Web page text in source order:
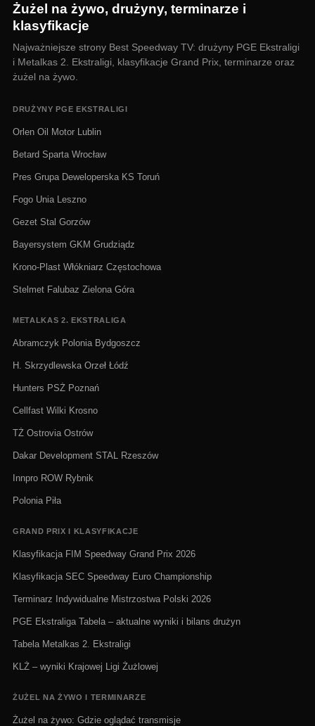
Żużel na żywo, drużyny, terminarze i
klasyfikacje
Najważniejsze strony Best Speedway TV: drużyny PGE Ekstraligi
i Metalkas 2. Ekstraligi, klasyfikacje Grand Prix, terminarze oraz
żużel na żywo.
DRUŻYNY PGE EKSTRALIGI
Orlen Oil Motor Lublin
Betard Sparta Wrocław
Pres Grupa Deweloperska KS Toruń
Fogo Unia Leszno
Gezet Stal Gorzów
Bayersystem GKM Grudziądz
Krono-Plast Włókniarz Częstochowa
Stelmet Falubaz Zielona Góra
METALKAS 2. EKSTRALIGA
Abramczyk Polonia Bydgoszcz
H. Skrzydlewska Orzeł Łódź
Hunters PSŻ Poznań
Cellfast Wilki Krosno
TŻ Ostrovia Ostrów
Dakar Development STAL Rzeszów
Innpro ROW Rybnik
Polonia Piła
GRAND PRIX I KLASYFIKACJE
Klasyfikacja FIM Speedway Grand Prix 2026
Klasyfikacja SEC Speedway Euro Championship
Terminarz Indywidualne Mistrzostwa Polski 2026
PGE Ekstraliga Tabela – aktualne wyniki i bilans drużyn
Tabela Metalkas 2. Ekstraligi
KLŻ – wyniki Krajowej Ligi Żużlowej
ŻUŻEL NA ŻYWO I TERMINARZE
Żużel na żywo: Gdzie oglądać transmisje